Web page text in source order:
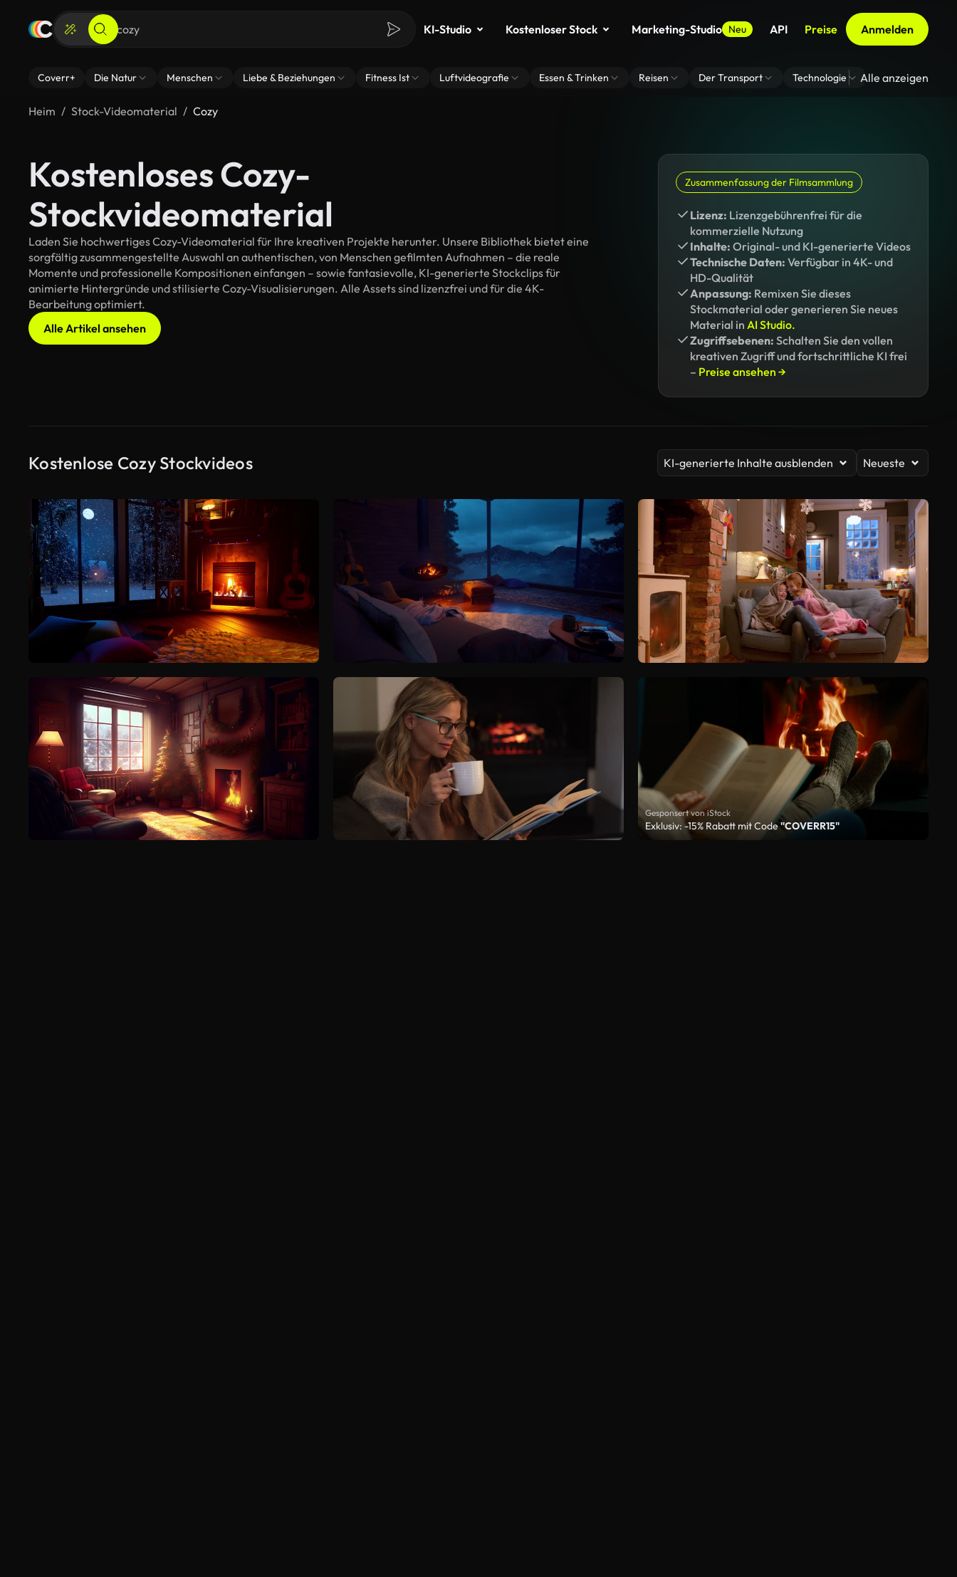
KI-Studio Kostenloser Stock Marketing-Studio Neu API Preise Anmelden
Coverr+ Die Natur Menschen Liebe & Beziehungen Fitness Ist Luftvideografie Essen & Trinken Reisen Der Transport Technologie Zoom Virtuelle
Alle anzeigen
Heim Stock-Videomaterial Cozy
Kostenloses Cozy-
Stockvideomaterial
Laden Sie hochwertiges Cozy-Videomaterial für Ihre kreativen Projekte herunter. Unsere Bibliothek bietet eine
sorgfältig zusammengestellte Auswahl an authentischen, von Menschen gefilmten Aufnahmen – die reale
Momente und professionelle Kompositionen einfangen – sowie fantasievolle, KI-generierte Stockclips für
animierte Hintergründe und stilisierte Cozy-Visualisierungen. Alle Assets sind lizenzfrei und für die 4K-
Bearbeitung optimiert.
Alle Artikel ansehen
Zusammenfassung der Filmsammlung
Lizenz: Lizenzgebührenfrei für die
kommerzielle Nutzung
Inhalte: Original- und KI-generierte Videos
Technische Daten: Verfügbar in 4K- und
HD-Qualität
Anpassung: Remixen Sie dieses
Stockmaterial oder generieren Sie neues
Material in AI Studio.
Zugriffsebenen: Schalten Sie den vollen
kreativen Zugriff und fortschrittliche KI frei
– Preise ansehen →
Kostenlose Cozy Stockvideos KI-generierte Inhalte ausblenden Neueste
Gesponsert von iStock
Exklusiv: -15% Rabatt mit Code"COVERR15"